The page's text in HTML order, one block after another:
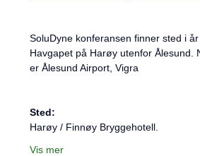
SoluDyne konferansen finner sted i
Havgapet på Harøy utenfor Ålesund.
er Ålesund Airport, Vigra
Sted:
Harøy / Finnøy Bryggehotell.
Vis mer